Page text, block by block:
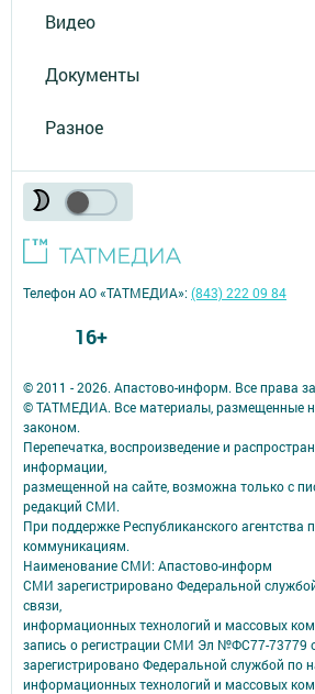
Видео
Документы
Разное
© 2011 - 2026. Апастово-информ. Все права
© ТАТМЕДИА. Все материалы, размещенные
законом.
Перепечатка, воспроизведение и
информации,
размещенной на сайте, возможна только с
редакций СМИ.
При поддержке Республиканского агентства
коммуникациям.
Наименование СМИ: Апастово-информ
СМИ зарегистрировано Федеральной
связи,
информационных технологий и массовых
запись о регистрации СМИ Эл №ФС77-73779
зарегистрировано Федеральной службой по
информационных технологий и массовых
Телефон АО «ТАТМЕДИА»:(843) 222 09 84
16+